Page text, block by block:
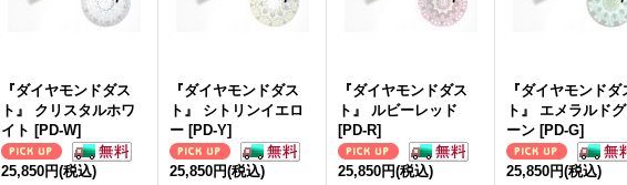
『ダイヤモンドダス
ト』 クリスタルホワ
イト [PD-W]
25,850円(税込)
『ダイヤモンドダス
ト』 シトリンイエロ
ー [PD-Y]
25,850円(税込)
『ダイヤモンドダス
ト』 ルビーレッド
[PD-R]
25,850円(税込)
『ダイヤモンドダ
ト』 エメラルド
ーン [PD-G]
25,850円(税込)